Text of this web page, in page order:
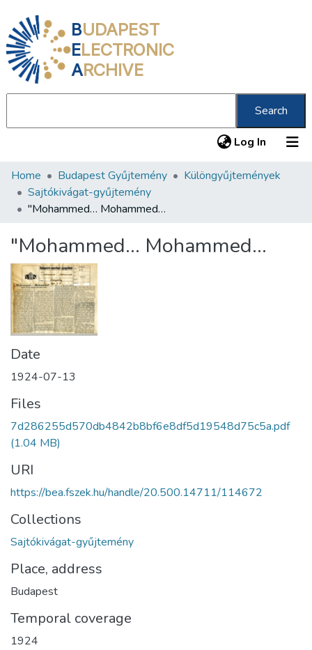
BUDAPEST
ELECTRONIC
ARCHIVE
Search
Log In (current)
Communities & Collections
All of DSpace
About us
Home Budapest Gyűjtemény
Különgyűjtemények
Sajtókivágat-gyűjtemény
"Mohammed… Mohammed…
"Mohammed… Mohammed…
Date
1924-07-13
Files
7d286255d570db4842b8bf6e8df5d19548d75c5a.pdf
(1.04 MB)
URI
https://bea.fszek.hu/handle/20.500.14711/114672
Collections
Sajtókivágat-gyűjtemény
Place, address
Budapest
Temporal coverage
1924